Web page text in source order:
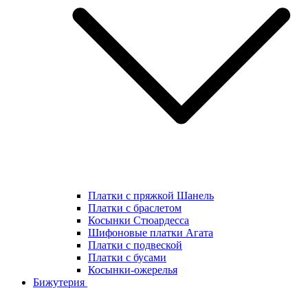
Платки с пряжкой Шанель
Платки с браслетом
Косынки Стюардесса
Шифоновые платки Агата
Платки с подвеской
Платки с бусами
Косынки-ожерелья
Бижутерия